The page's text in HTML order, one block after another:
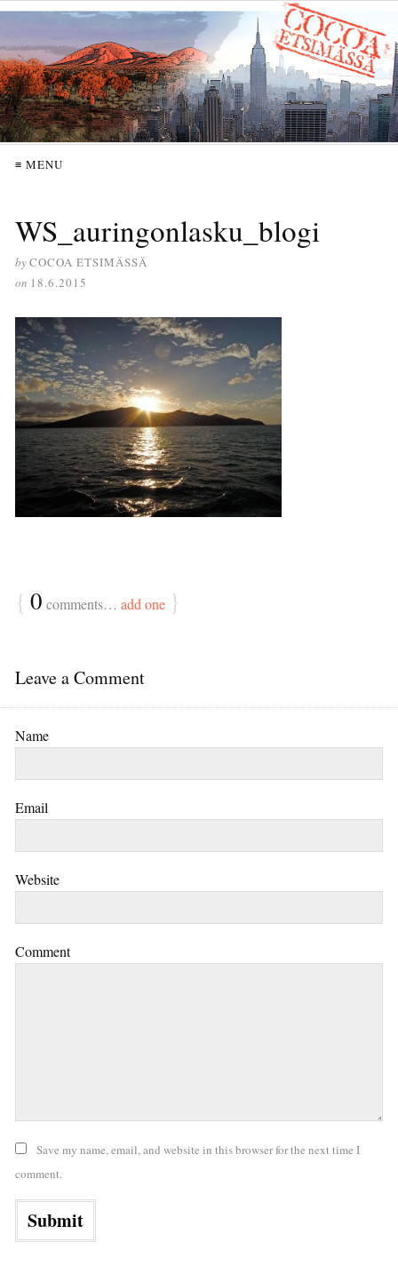
≡ MENU
WS_auringonlasku_blogi
byCOCOA ETSIMÄSSÄ
on 18.6.2015
{ 0 comments… add one }
Leave a Comment
Name
Email
Website
Comment
Save my name, email, and website in this browser for the next time I
comment.